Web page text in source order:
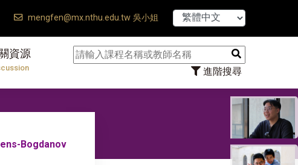
mengfen@mx.nthu.edu.tw 吳小姐
資源
進階搜尋
【7/31】
Bogdanov